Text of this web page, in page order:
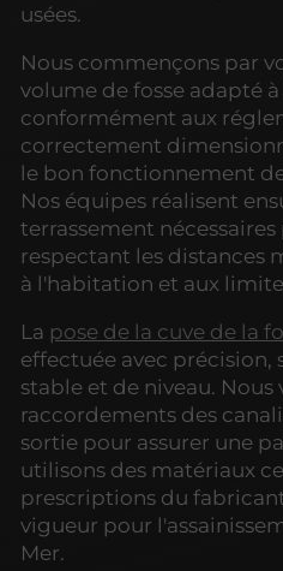
usées.
Nous commençons par
volume de fosse adapté
conformément aux
correctement
le bon fonctionnement
Nos équipes réalisent
terrassement
respectant les distances
à l'habitation et aux
La pose de la cuve de la
effectuée avec précision,
stable et de niveau.
raccordements des
sortie pour assurer une
utilisons des matériaux
prescriptions du
vigueur pour
Mer.